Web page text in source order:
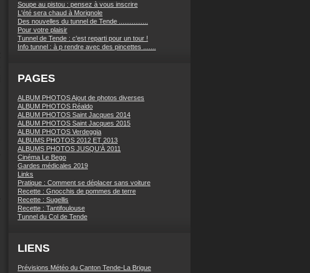
Soupe au pistou : pensez à vous inscrire
L'été sera chaud à Morignole
Des nouvelles du tunnel de Tende ................
Pour votre plaisir
Tunnel de Tende : c'est reparti pour un tour !
Info tunnel : à p rendre avec des pincettes .......
PAGES
ALBUM PHOTOS Ajout de photos diverses
ALBUM PHOTOS Réaldo
ALBUM PHOTOS Saint Jacques 2014
ALBUM PHOTOS Saint Jacques 2015
ALBUM PHOTOS Verdeggia
ALBUMS PHOTOS 2012 ET 2013
ALBUMS PHOTOS JUSQU’À 2011
Cinéma Le Bego
Gardes médicales 2019
Links
Pratique : Comment se déplacer sans voiture
Recette : Gnocchis de pommes de terre
Recette : Sugellis
Recette : Tantifoulouse
Tunnel du Col de Tende
LIENS
Prévisions Météo du Canton Tende-La Brigue